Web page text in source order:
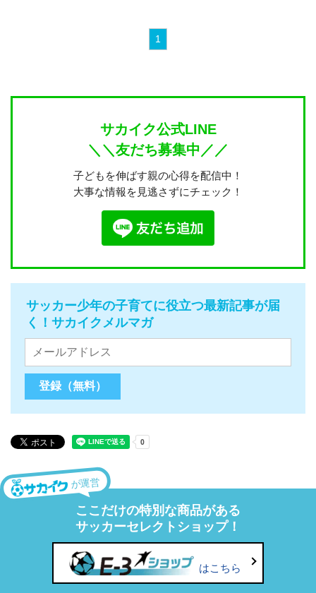
1
サカイク公式LINE
＼＼友だち募集中／／
子どもを伸ばす親の心得を配信中！
大事な情報を見逃さずにチェック！
サッカー少年の子育てに役立つ最新記事が届
く！サカイクメルマガ
が運営
ここだけの特別な商品がある
サッカーセレクトショップ！
はこちら